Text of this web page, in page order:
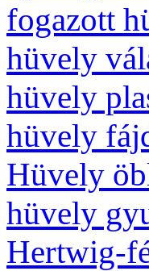
fogazott
hüvely
hüvely
hüvely
Hüvely
hüvely
Hertwig-